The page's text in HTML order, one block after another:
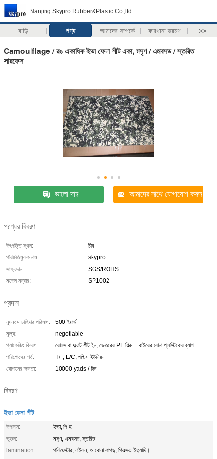
Nanjing Skypro Rubber&Plastic Co.,ltd
বাড়ি পণ্য আমাদের সম্পর্কে কারখানা ভ্রমণ >>
Camoulflage / রঙ একাধিক ইভা ফেনা শীট একা, মসৃণ / এমবসড / স্তরিত
সারফেস
ভালো দাম আমাদের সাথে যোগাযোগ করুন
পণ্যের বিবরণ
উৎপত্তি স্থল:
চীন
পরিচিতিমুলক নাম:
skypro
সাক্ষ্যদান:
SGS/ROHS
মডেল নম্বার:
SP1002
প্রদান
ন্যূনতম চাহিদার পরিমাণ:
500 ইয়ার্ড
মূল্য:
negotiable
প্যাকেজিং বিবরণ:
রোলস বা ফ্ল্যাট শীট ইন, ভেতরের PE ফিল্ম + বাইরের বোনা প্লাস্টিকের ব্যাগ
পরিশোধের শর্ত:
T/T, L/C, পশ্চিম ইউনিয়ন
যোগানের ক্ষমতা:
10000 yads / দিন
বিবরণ
ইভা ফেনা শীট
উপাদান:
ইভা, পি ই
ভূতল:
মসৃণ, এমবসড, স্তরিত
lamination:
পলিয়েস্টার, নাইলন, অ বোনা কাপড়, পিএসএ ইত্যাদি।